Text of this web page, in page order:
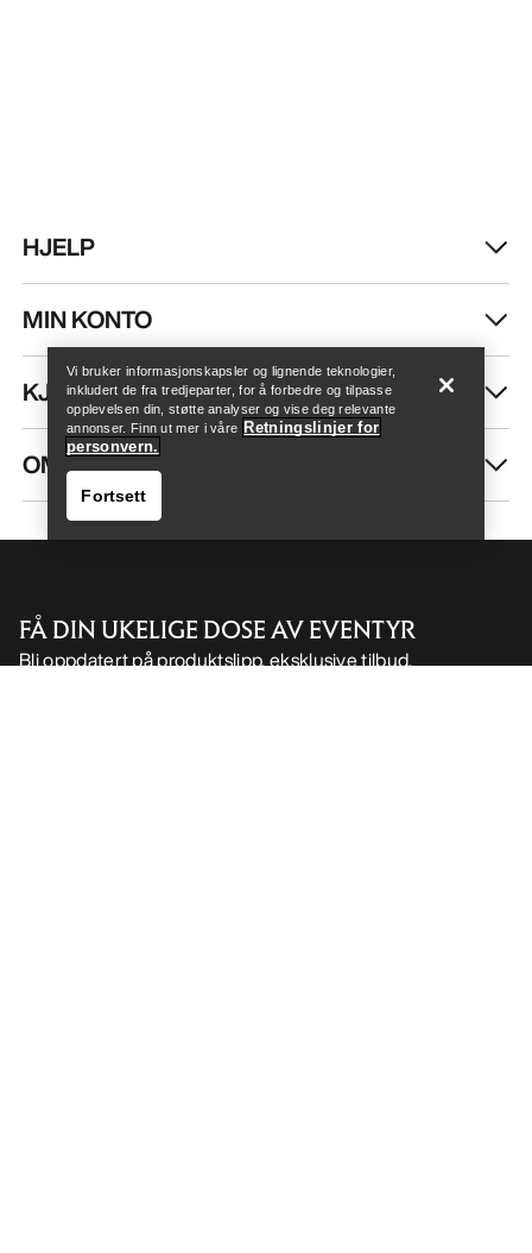
Finn butikk Help
HJELP
MIN KONTO
KJØP MER
OM OSS
FÅ DIN UKELIGE DOSE AV EVENTYR
Bli oppdatert på produktslipp, eksklusive tilbud,
Vi bruker informasjonskapsler og lignende teknologier,
inkludert de fra tredjeparter, for å forbedre og tilpasse
opplevelsen din, støtte analyser og vise deg relevante
annonser. Finn ut mer i våre Retningslinjer for
personvern.
Fortsett